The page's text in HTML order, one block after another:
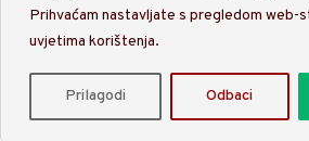
Prihvaćam nastavljate s pregledom web-
uvjetima korištenja.
Prilagodi Odbaci
Upisom na našu listu Newslettra
podataka sukladnoPolitici
Trgovina